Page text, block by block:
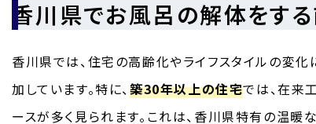
香川県でお風呂の解体をす
香川県では、住宅の高齢化やライフスタイルの変
加しています。特に、 築30年以上の住宅では、在来
ースが多く見られます。これは、香川県特有の温